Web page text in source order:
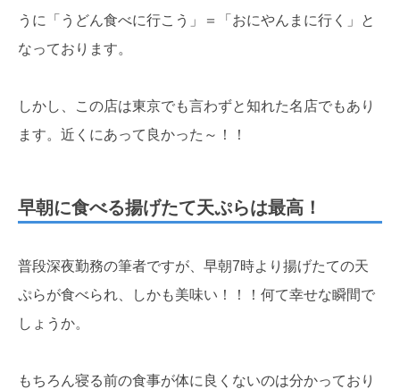
うに「うどん食べに行こう」＝「おにやんまに行く」と
なっております。
しかし、この店は東京でも言わずと知れた名店でもあり
ます。近くにあって良かった～！！
早朝に食べる揚げたて天ぷらは最高！
普段深夜勤務の筆者ですが、早朝7時より揚げたての天
ぷらが食べられ、しかも美味い！！！何て幸せな瞬間で
しょうか。
もちろん寝る前の食事が体に良くないのは分かっており